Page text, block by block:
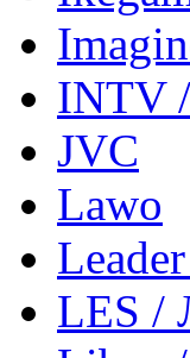
INTV
JVC
Lawo
LES /